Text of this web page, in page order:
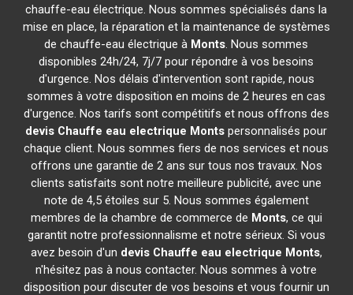
chauffe-eau électrique. Nous sommes spécialisés dans la
mise en place, la réparation et la maintenance de systèmes
de chauffe-eau électrique à Monts. Nous sommes
disponibles 24h/24, 7j/7 pour répondre à vos besoins
d'urgence. Nos délais d'intervention sont rapide, nous
sommes à votre disposition en moins de 2 heures en cas
d'urgence. Nos tarifs sont compétitifs et nous offrons des
devis Chauffe eau electrique Monts personnalisés pour
chaque client. Nous sommes fiers de nos services et nous
offrons une garantie de 2 ans sur tous nos travaux. Nos
clients satisfaits sont notre meilleure publicité, avec une
note de 4,5 étoiles sur 5. Nous sommes également
membres de la chambre de commerce de Monts, ce qui
garantit notre professionnalisme et notre sérieux. Si vous
avez besoin d'un devis Chauffe eau electrique Monts,
n'hésitez pas à nous contacter. Nous sommes à votre
disposition pour discuter de vos besoins et vous fournir un